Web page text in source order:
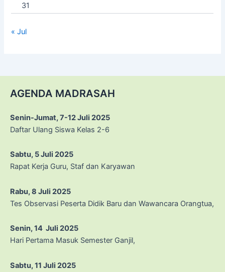
31
« Jul
AGENDA MADRASAH
Senin-Jumat, 7-12 Juli 2025
Daftar Ulang Siswa Kelas 2-6
Sabtu, 5 Juli 2025
Rapat Kerja Guru, Staf dan Karyawan
Rabu, 8 Juli 2025
Tes Observasi Peserta Didik Baru dan Wawancara Orangtua,
Senin, 14 Juli 2025
Hari Pertama Masuk Semester Ganjil,
Sabtu, 11 Juli 2025